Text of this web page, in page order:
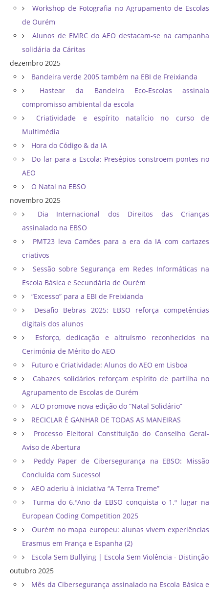
Workshop de Fotografia no Agrupamento de Escolas
de Ourém
Alunos de EMRC do AEO destacam-se na campanha
solidária da Cáritas
dezembro 2025
Bandeira verde 2005 também na EBI de Freixianda
Hastear da Bandeira Eco-Escolas assinala
compromisso ambiental da escola
Criatividade e espírito natalício no curso de
Multimédia
Hora do Código & da IA
Do lar para a Escola: Presépios constroem pontes no
AEO
O Natal na EBSO
novembro 2025
Dia Internacional dos Direitos das Crianças
assinalado na EBSO
PMT23 leva Camões para a era da IA com cartazes
criativos
Sessão sobre Segurança em Redes Informáticas na
Escola Básica e Secundária de Ourém
“Excesso” para a EBI de Freixianda
Desafio Bebras 2025: EBSO reforça competências
digitais dos alunos
Esforço, dedicação e altruísmo reconhecidos na
Cerimónia de Mérito do AEO
Futuro e Criatividade: Alunos do AEO em Lisboa
Cabazes solidários reforçam espírito de partilha no
Agrupamento de Escolas de Ourém
AEO promove nova edição do “Natal Solidário”
RECICLAR É GANHAR DE TODAS AS MANEIRAS
Processo Eleitoral Constituição do Conselho Geral-
Aviso de Abertura
Peddy Paper de Cibersegurança na EBSO: Missão
Concluída com Sucesso!
AEO aderiu à iniciativa “A Terra Treme”
Turma do 6.ºAno da EBSO conquista o 1.º lugar na
European Coding Competition 2025
Ourém no mapa europeu: alunas vivem experiências
Erasmus em França e Espanha (2)
Escola Sem Bullying | Escola Sem Violência - Distinção
outubro 2025
Mês da Cibersegurança assinalado na Escola Básica e